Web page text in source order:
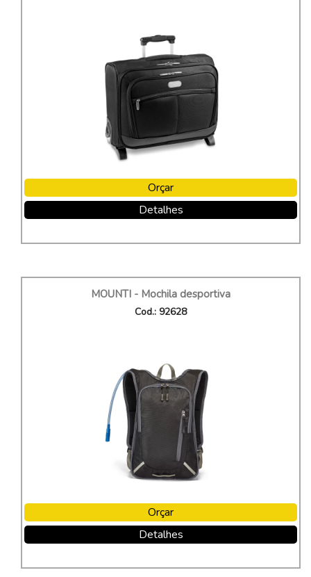
Orçar
Detalhes
MOUNTI - Mochila desportiva
Cod.: 92628
Orçar
Detalhes